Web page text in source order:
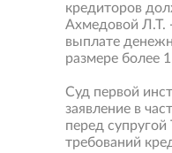
кредиторов
Ахмедовой Л.Т.
выплате
размере более
Суд первой
заявление в
перед супругой
требований